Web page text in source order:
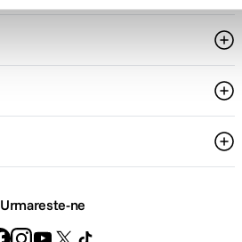
Urmareste-ne